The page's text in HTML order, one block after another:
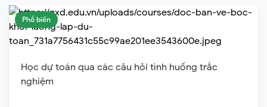
Phổ biến
Học dự toán qua các câu hỏi tình huống trắc
nghiệm